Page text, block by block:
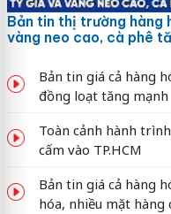
Bản tin thị trường
vàng neo cao, cà phê
Bản tin giá cả hàng
đồng loạt tăng mạnh
Toàn cảnh hành
cấm vào TP.HCM
Bản tin giá cả hàng
hóa, nhiều mặt hàng